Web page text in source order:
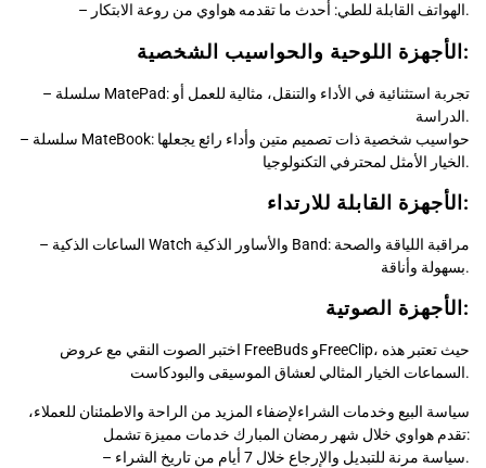
– الهواتف القابلة للطي: أحدث ما تقدمه هواوي من روعة الابتكار.
الأجهزة اللوحية والحواسيب الشخصية:
– سلسلة MatePad: تجربة استثنائية في الأداء والتنقل، مثالية للعمل أو
الدراسة.
– سلسلة MateBook: حواسيب شخصية ذات تصميم متين وأداء رائع يجعلها
الخيار الأمثل لمحترفي التكنولوجيا.
الأجهزة القابلة للارتداء:
– الساعات الذكية Watch والأساور الذكية Band: مراقبة اللياقة والصحة
بسهولة وأناقة.
الأجهزة الصوتية:
اختبر الصوت النقي مع عروض FreeBuds وFreeClip، حيث تعتبر هذه
السماعات الخيار المثالي لعشاق الموسيقى والبودكاست.
سياسة البيع وخدمات الشراءلإضفاء المزيد من الراحة والاطمئنان للعملاء،
تقدم هواوي خلال شهر رمضان المبارك خدمات مميزة تشمل:
– سياسة مرنة للتبديل والإرجاع خلال 7 أيام من تاريخ الشراء.